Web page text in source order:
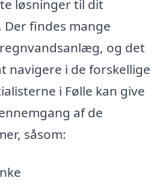
løsninger til dit
Der findes mange
og det
navigere i de forskellige
i Følle kan give
af de
såsom: